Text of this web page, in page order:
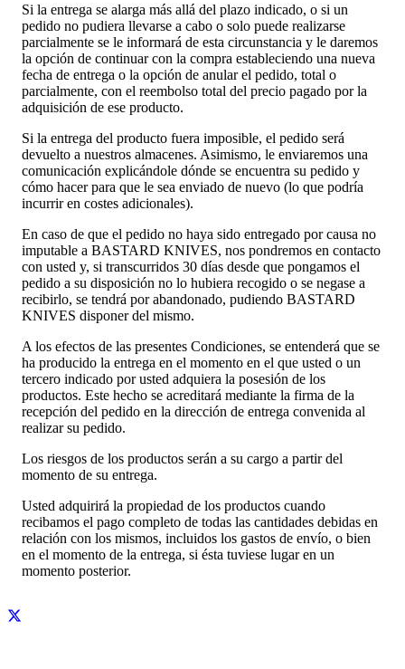
Si la entrega se alarga más allá del plazo indicado, o si un
pedido no pudiera llevarse a cabo o solo puede realizarse
parcialmente se le informará de esta circunstancia y le daremos
la opción de continuar con la compra estableciendo una nueva
fecha de entrega o la opción de anular el pedido, total o
parcialmente, con el reembolso total del precio pagado por la
adquisición de ese producto.
Si la entrega del producto fuera imposible, el pedido será
devuelto a nuestros almacenes. Asimismo, le enviaremos una
comunicación explicándole dónde se encuentra su pedido y
cómo hacer para que le sea enviado de nuevo (lo que podría
incurrir en costes adicionales).
En caso de que el pedido no haya sido entregado por causa no
imputable a BASTARD KNIVES, nos pondremos en contacto
con usted y, si transcurridos 30 días desde que pongamos el
pedido a su disposición no lo hubiera recogido o se negase a
recibirlo, se tendrá por abandonado, pudiendo BASTARD
KNIVES disponer del mismo.
A los efectos de las presentes Condiciones, se entenderá que se
ha producido la entrega en el momento en el que usted o un
tercero indicado por usted adquiera la posesión de los
productos. Este hecho se acreditará mediante la firma de la
recepción del pedido en la dirección de entrega convenida al
realizar su pedido.
Los riesgos de los productos serán a su cargo a partir del
momento de su entrega.
Usted adquirirá la propiedad de los productos cuando
recibamos el pago completo de todas las cantidades debidas en
relación con los mismos, incluidos los gastos de envío, o bien
en el momento de la entrega, si ésta tuviese lugar en un
momento posterior.